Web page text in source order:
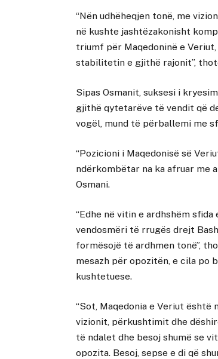
“Nën udhëheqjen tonë, me
në kushte jashtëzakonisht
triumf për Maqedoninë e
stabilitetin e gjithë rajonit”,
Sipas Osmanit, suksesi i
gjithë qytetarëve të vendit që
vogël, mund të përballemi me
“Pozicioni i Maqedonisë së
ndërkombëtar na ka afruar me
Osmani.
“Edhe në vitin e ardhshëm
vendosmëri të rrugës drejt
formësojë të ardhmen tonë”,
mesazh për opozitën, e cila po
kushtetuese.
“Sot, Maqedonia e Veriut
vizionit, përkushtimit dhe
të ndalet dhe besoj shumë se
opozita. Besoj, sepse e di që